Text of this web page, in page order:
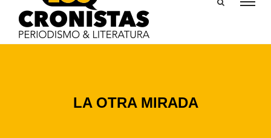
LA OTRA MIRADA